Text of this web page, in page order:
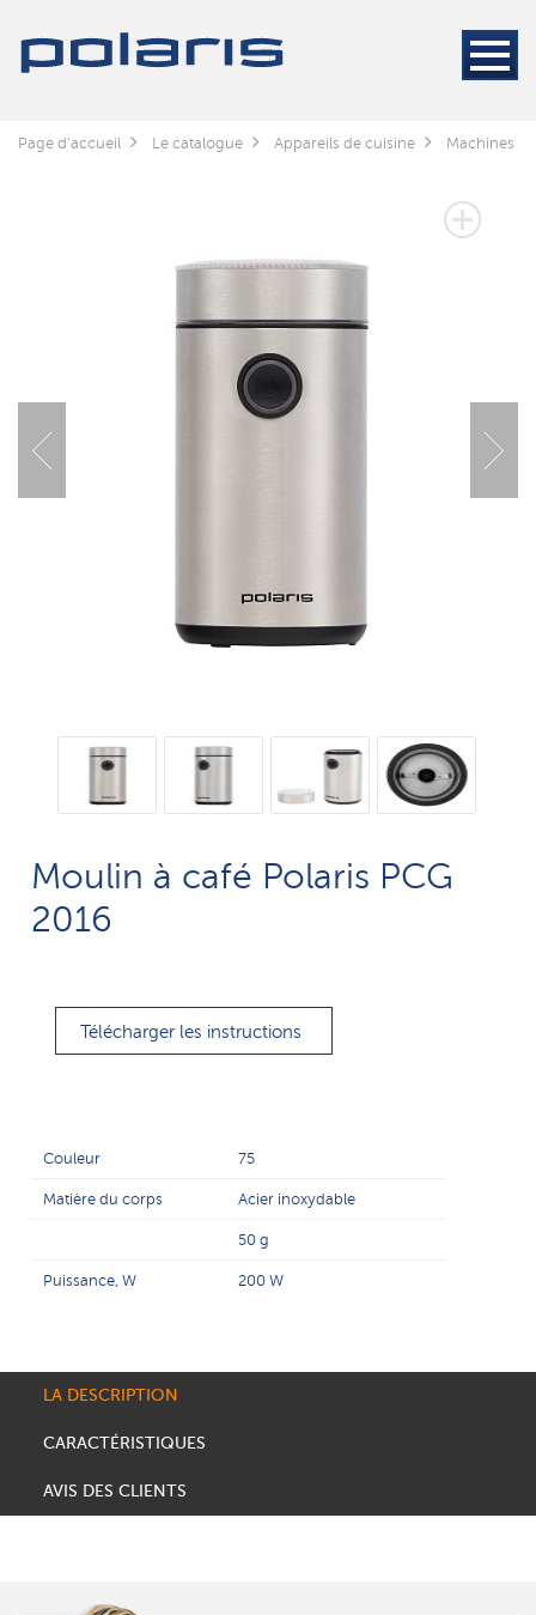
Page d'accueil Le catalogue Appareils de cuisine Machines à
Moulin à café Polaris PCG
2016
Télécharger les instructions
Couleur 75
Matière du corps Acier inoxydable
50 g
Puissance, W 200 W
LA DESCRIPTION
CARACTÉRISTIQUES
AVIS DES CLIENTS